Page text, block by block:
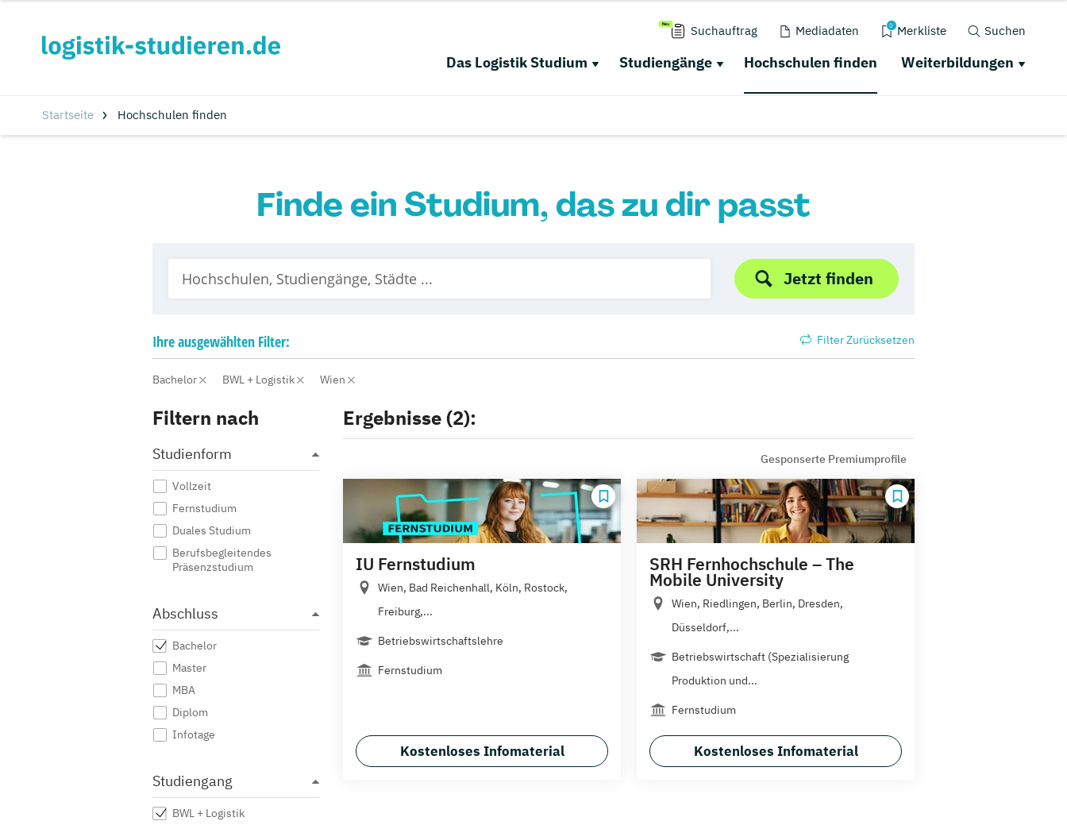
Suchauftrag Mediadaten 0 Merkliste Suchen
Das Logistik Studium Studiengänge Hochschulen finden Weiterbildungen
Startseite Hochschulen finden
Finde ein Studium, das zu dir passt
Jetzt finden
Ihreausgewählten Filter: Filter Zurücksetzen
Bachelor BWL + Logistik Wien
Filtern nach
Studienform
Vollzeit
Fernstudium
Duales Studium
Berufsbegleitendes
Präsenzstudium
Abschluss
Bachelor
Master
MBA
Diplom
Infotage
Studiengang
BWL + Logistik
Ergebnisse (2):
Gesponserte Premiumprofile
IU Fernstudium
Wien, Bad Reichenhall, Köln, Rostock,
Freiburg,...
Betriebswirtschaftslehre
Fernstudium
Kostenloses Infomaterial
SRH Fernhochschule – The
Mobile University
Wien, Riedlingen, Berlin, Dresden,
Düsseldorf,...
Betriebswirtschaft (Spezialisierung
Produktion und...
Fernstudium
Kostenloses Infomaterial